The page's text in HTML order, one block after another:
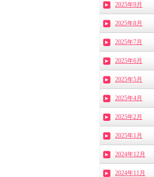
2025年9月
2025年8月
2025年7月
2025年6月
2025年5月
2025年4月
2025年2月
2025年1月
2024年12月
2024年11月